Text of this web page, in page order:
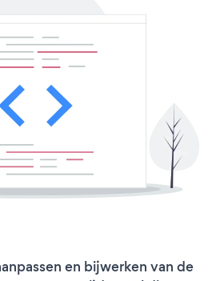
en bijwerken van de